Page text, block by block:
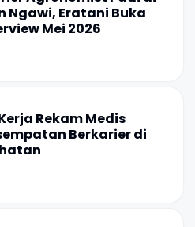
Ngawi, Eratani Buka
Mei 2026
Rekam Medis
Berkarier di